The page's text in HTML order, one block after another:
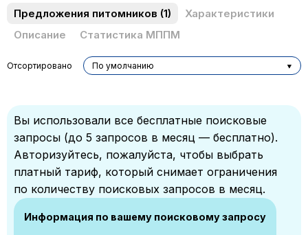
Предложения питомников (1)
Характеристики
Описание
Статистика МППМ
Отсортировано По умолчанию
Вы использовали все бесплатные поисковые
запросы (до 5 запросов в месяц — бесплатно).
Авторизуйтесь, пожалуйста, чтобы выбрать
платный тариф, который снимает ограничения
по количеству поисковых запросов в месяц.
Информация по вашему поисковому запросу